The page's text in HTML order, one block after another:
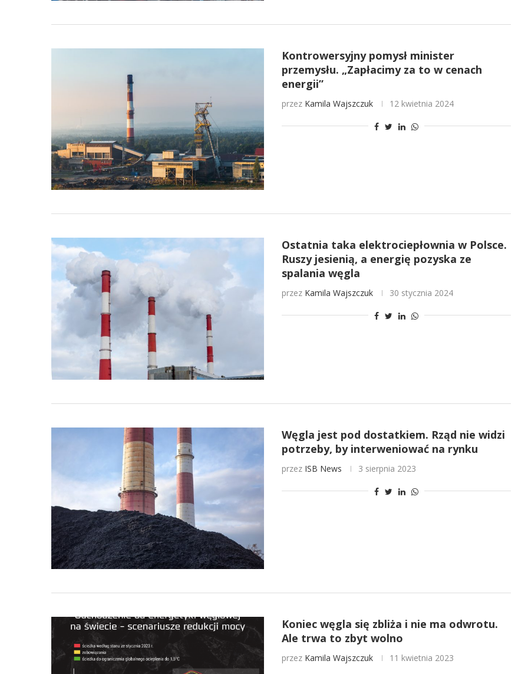
Kontrowersyjny pomysł minister
przemysłu. „Zapłacimy za to w cenach
energii”
przez Kamila Wajszczuk 12 kwietnia 2024
Ostatnia taka elektrociepłownia w Polsce.
Ruszy jesienią, a energię pozyska ze
spalania węgla
przez Kamila Wajszczuk 30 stycznia 2024
Węgla jest pod dostatkiem. Rząd nie widzi
potrzeby, by interweniować na rynku
przez ISB News 3 sierpnia 2023
Koniec węgla się zbliża i nie ma odwrotu.
Ale trwa to zbyt wolno
przez Kamila Wajszczuk 11 kwietnia 2023